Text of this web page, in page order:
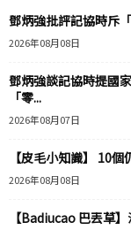
鄧炳強批評記協時斥
2026年08月08日
鄧炳強談記協時提國
「零...
2026年08月07日
【皮毛小知識】 10
2026年08月08日
【Badiucao 巴丟草】